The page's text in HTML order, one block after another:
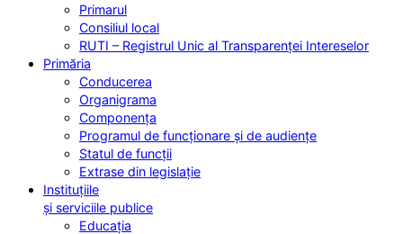
Primarul
Consiliul local
RUTI – Registrul Unic al Transparenței Intereselor
Primăria
Conducerea
Organigrama
Componența
Programul de funcționare și de audiențe
Statul de funcții
Extrase din legislație
Instituțiile
și serviciile publice
Educația